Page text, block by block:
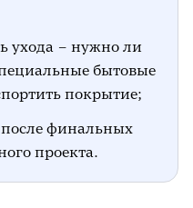
ухода – нужно ли
бытовые
покрытие;
финальных
проекта.